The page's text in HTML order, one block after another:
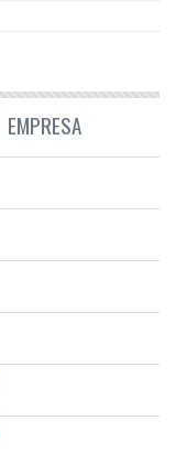
EMPRESA